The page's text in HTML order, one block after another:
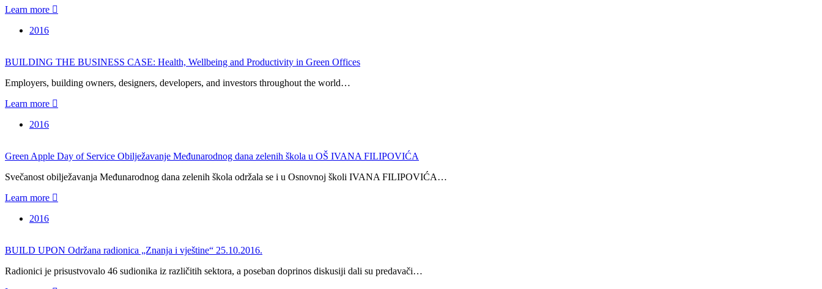
Learn more
2016
BUILDING THE BUSINESS CASE: Health, Wellbeing and Productivity in Green Offices
Employers, building owners, designers, developers, and investors throughout the world…
Learn more
2016
Green Apple Day of Service Obilježavanje Međunarodnog dana zelenih škola u OŠ IVANA FILIPOVIĆA
Svečanost obilježavanja Međunarodnog dana zelenih škola održala se i u Osnovnoj školi IVANA FILIPOVIĆA…
Learn more
2016
BUILD UPON Održana radionica „Znanja i vještine“ 25.10.2016.
Radionici je prisustvovalo 46 sudionika iz različitih sektora, a poseban doprinos diskusiji dali su predavači…